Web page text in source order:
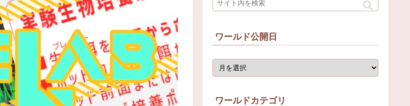
ワールド公開日
ワールドカテゴリ